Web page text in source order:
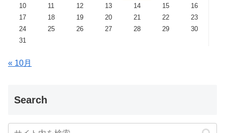
10
11 12 13 14 15
16
17
18 19 20 21 22
23
24
25 26 27 28 29
30
31
« 10月
Search